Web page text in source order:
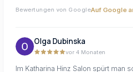
Bewertungen von GoogleAuf Google
Olga Dubinska
vor 4 Monaten
Im Katharina Hinz Salon spürt man